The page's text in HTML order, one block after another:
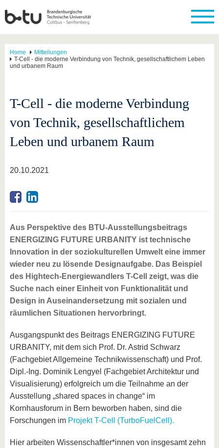
Home
Mitteilungen
T-Cell - die moderne Verbindung von Technik, gesellschaftlichem Leben
und urbanem Raum
T-Cell - die moderne Verbindung
von Technik, gesellschaftlichem
Leben und urbanem Raum
20.10.2021
Aus Perspektive des BTU-Ausstellungsbeitrags
ENERGIZING FUTURE URBANITY ist technische
Innovation in der soziokulturellen Umwelt eine immer
wieder neu zu lösende Designaufgabe. Das Beispiel
des Hightech-Energiewandlers T-Cell zeigt, was die
Suche nach einer Einheit von Funktionalität und
Design in Auseinandersetzung mit sozialen und
räumlichen Situationen hervorbringt.
Ausgangspunkt des Beitrags ENERGIZING FUTURE
URBANITY, mit dem sich Prof. Dr. Astrid Schwarz
(Fachgebiet Allgemeine Technikwissenschaft) und Prof.
Dipl.-Ing. Dominik Lengyel (Fachgebiet Architektur und
Visualisierung) erfolgreich um die Teilnahme an der
Ausstellung „shared spaces in change“ im
Kornhausforum in Bern beworben haben, sind die
Forschungen im Projekt T-Cell (TurboFuelCell).
Hier arbeiten Wissenschaftler*innen von insgesamt zehn